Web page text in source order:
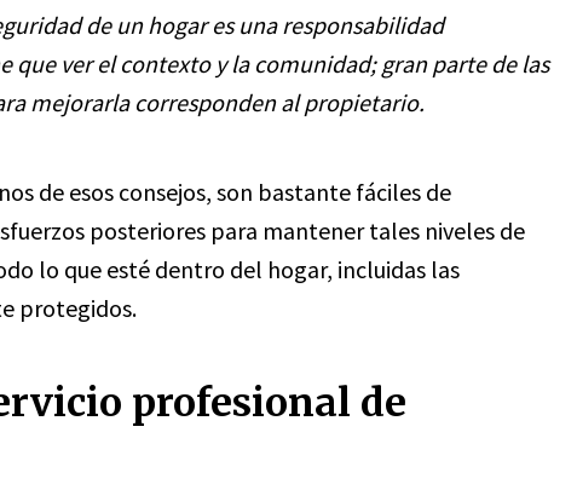
de un hogar es una responsabilidad
ver el contexto y la comunidad; gran parte de las
mejorarla corresponden al propietario.
de esos consejos, son bastante fáciles de
posteriores para mantener tales niveles de
lo que esté dentro del hogar, incluidas las
protegidos.
profesional de